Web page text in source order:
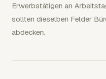
Erwerbstätigen an
sollten dieselben Felder
abdecken.